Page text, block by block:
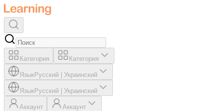
Категория Категория
ЯзыкРусский Украинский
ЯзыкРусский Украинский
Аккаунт Аккаунт